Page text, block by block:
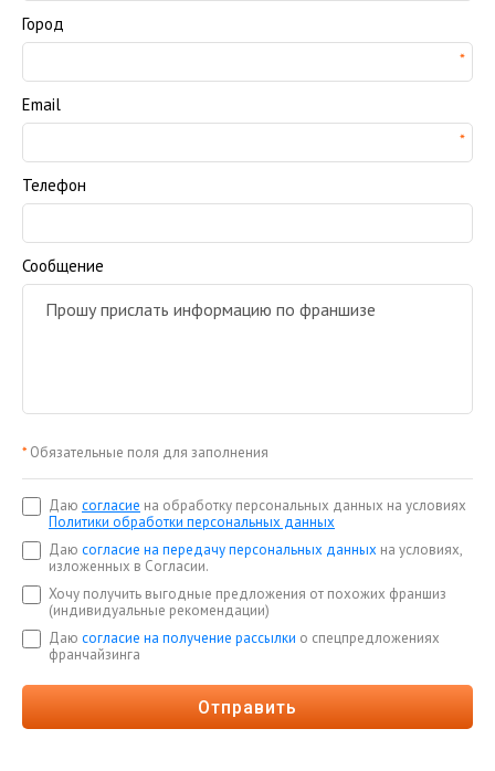
Город
Email
Телефон
Сообщение
* Обязательные поля для заполнения
Даю согласие на обработку персональных данных на условиях
Политики обработки персональных данных
Даю согласие на передачу персональных данных на условиях,
изложенных в Согласии.
Хочу получить выгодные предложения от похожих франшиз
(индивидуальные рекомендации)
Даю согласие на получение рассылки о спецпредложениях
франчайзинга
Отправить